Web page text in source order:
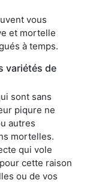
vous
et mortelle
à temps.
variétés de
sont sans
piqure ne
autres
mortelles.
qui vole
cette raison
ou de vos